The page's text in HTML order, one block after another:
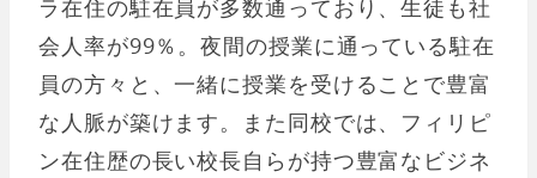
ラ在住の駐在員が多数通っており、生徒も社
会人率が99％。夜間の授業に通っている駐在
員の方々と、一緒に授業を受けることで豊富
な人脈が築けます。また同校では、フィリピ
ン在住歴の長い校長自らが持つ豊富なビジネ